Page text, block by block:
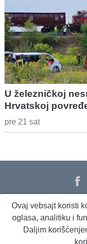
U železničkoj
Hrvatskoj
pre 21 sat
O nama Proizvodi i
Ovaj vebsajt koristi
oglasa, analitiku i
Daljim